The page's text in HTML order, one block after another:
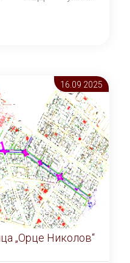
16.09 2025
„Орце Николов“